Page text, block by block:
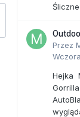
Śliczne
Przez
Hejka